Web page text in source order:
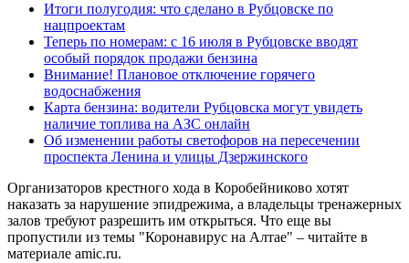
Итоги полугодия: что сделано в Рубцовске по
нацпроектам
Теперь по номерам: с 16 июля в Рубцовске вводят
особый порядок продажи бензина
Внимание! Плановое отключение горячего
водоснабжения
Карта бензина: водители Рубцовска могут увидеть
наличие топлива на АЗС онлайн
Об изменении работы светофоров на пересечении
проспекта Ленина и улицы Дзержинского
Организаторов крестного хода в Коробейниково хотят
наказать за нарушение эпидрежима, а владельцы тренажерных
залов требуют разрешить им открыться. Что еще вы
пропустили из темы "Коронавирус на Алтае" – читайте в
материале amic.ru.